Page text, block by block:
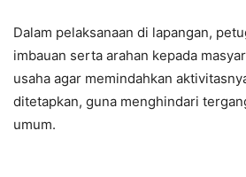
Dalam pelaksanaan di lapangan,
imbauan serta arahan kepada
usaha agar memindahkan
ditetapkan, guna menghindari
umum.